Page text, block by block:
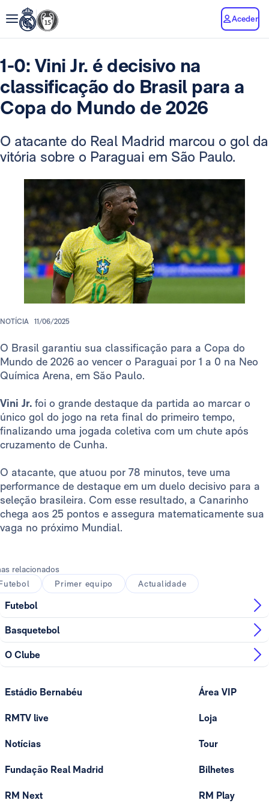
Aceder
1-0: Vini Jr. é decisivo na
classificação do Brasil para a
Copa do Mundo de 2026
O atacante do Real Madrid marcou o gol da
vitória sobre o Paraguai em São Paulo.
NOTÍCIA 11/06/2025
O Brasil garantiu sua classificação para a Copa do
Mundo de 2026 ao vencer o Paraguai por 1 a 0 na Neo
Química Arena, em São Paulo.
Vini Jr. foi o grande destaque da partida ao marcar o
único gol do jogo na reta final do primeiro tempo,
finalizando uma jogada coletiva com um chute após
cruzamento de Cunha.
O atacante, que atuou por 78 minutos, teve uma
performance de destaque em um duelo decisivo para a
seleção brasileira. Com esse resultado, a Canarinho
chega aos 25 pontos e assegura matematicamente sua
vaga no próximo Mundial.
relacionados
Primer equipo Actualidade
Futebol
Basquetebol
O Clube
Estádio Bernabéu
RMTV live
Notícias
Fundação Real Madrid
RM Next
Área VIP
Loja
Tour
Bilhetes
RM Play